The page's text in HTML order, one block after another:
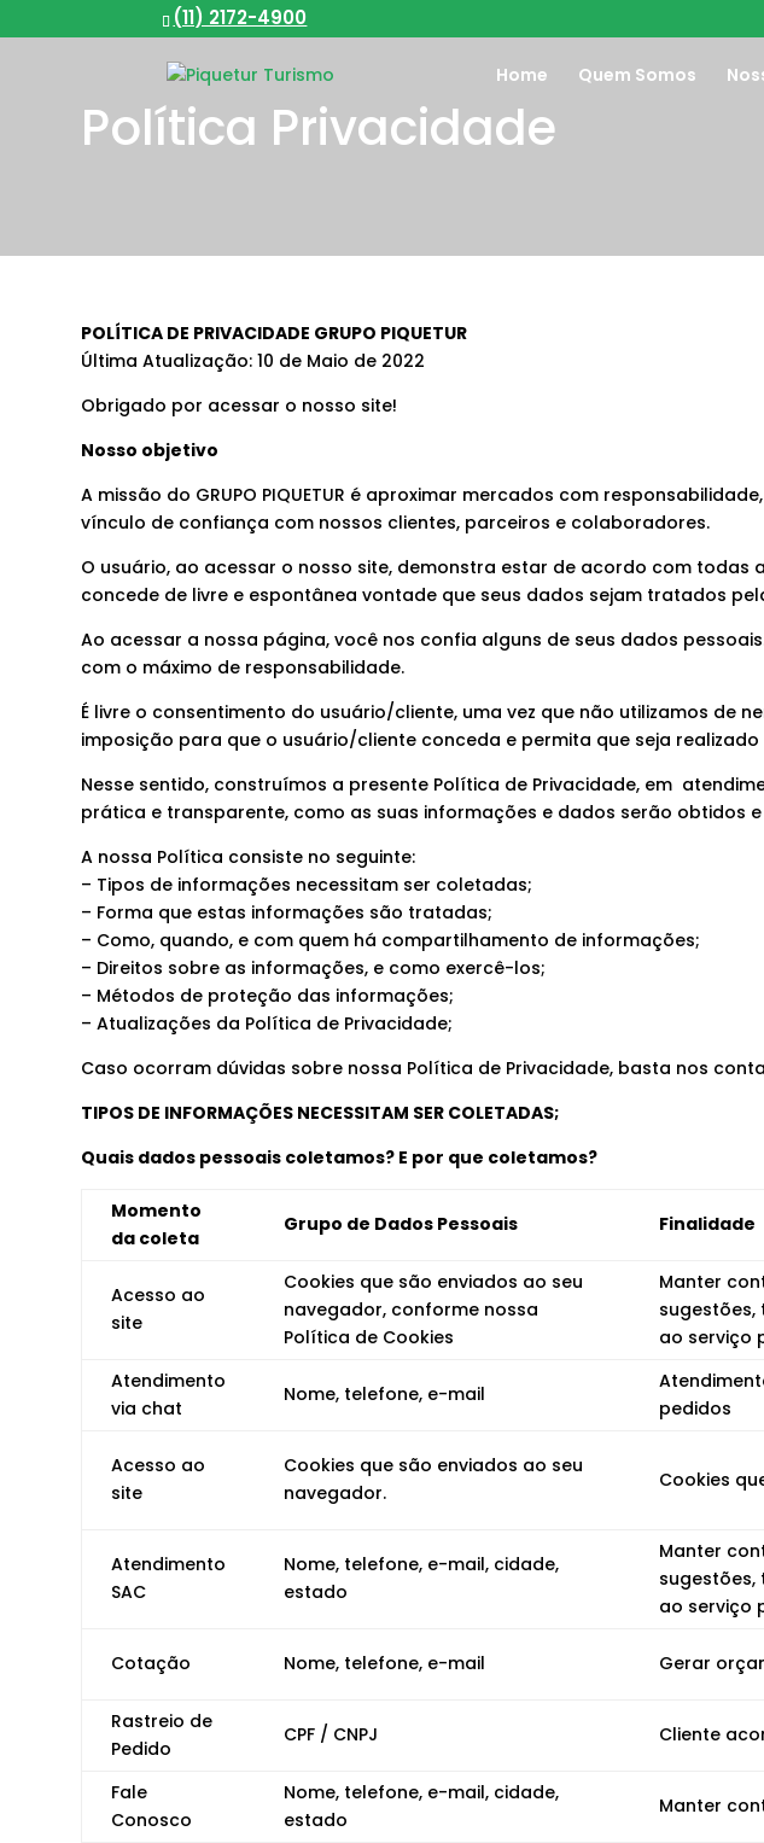
(11) 2172-4900
Home Quem Somos
Política Privacidade
POLÍTICA DE PRIVACIDADE GRUPO PIQUETUR
Última Atualização: 10 de Maio de 2022
Obrigado por acessar o nosso site!
Nosso objetivo
A missão do GRUPO PIQUETUR é aproximar mercados com
vínculo de confiança com nossos clientes, parceiros e colaboradores.
O usuário, ao acessar o nosso site, demonstra estar de acordo com todas
concede de livre e espontânea vontade que seus dados sejam tratados
Ao acessar a nossa página, você nos confia alguns de seus dados
com o máximo de responsabilidade.
É livre o consentimento do usuário/cliente, uma vez que não utilizamos de
imposição para que o usuário/cliente conceda e permita que seja
Nesse sentido, construímos a presente Política de Privacidade, em
prática e transparente, como as suas informações e dados serão obtidos
A nossa Política consiste no seguinte:
– Tipos de informações necessitam ser coletadas;
– Forma que estas informações são tratadas;
– Como, quando, e com quem há compartilhamento de informações;
– Direitos sobre as informações, e como exercê-los;
– Métodos de proteção das informações;
– Atualizações da Política de Privacidade;
Caso ocorram dúvidas sobre nossa Política de Privacidade, basta nos
TIPOS DE INFORMAÇÕES NECESSITAM SER COLETADAS;
Quais dados pessoais coletamos? E por que coletamos?
Momento
da coleta
Grupo de Dados Pessoais Finalidade
Acesso ao
site
Cookies que são enviados ao seu
navegador, conforme nossa
Política de Cookies
Manter
ao serviço
Atendimento
via chat
Nome, telefone, e-mail
pedidos
Acesso ao
site
Cookies que são enviados ao seu
navegador.
Cookies
Atendimento
SAC
Nome, telefone, e-mail, cidade,
estado
Manter
ao serviço
Cotação Nome, telefone, e-mail Gerar
Rastreio de
Pedido
CPF / CNPJ Cliente
Fale
Conosco
Nome, telefone, e-mail, cidade,
estado
Manter